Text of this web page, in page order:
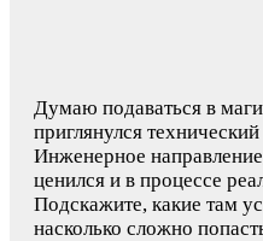
Думаю подаваться в
приглянулся
Инженерное
ценился и в процессе
Подскажите, какие там
насколько сложно